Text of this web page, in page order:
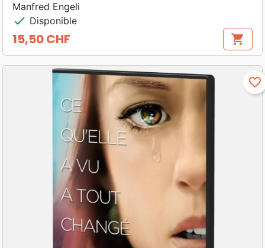
Manfred Engeli
check Disponible
Prix
15,50 CHF shopping_cart
favorite_border